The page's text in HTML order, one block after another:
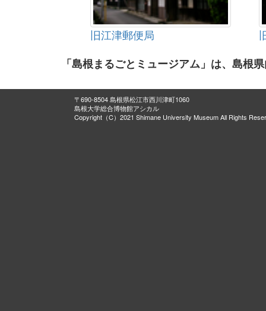
旧江津郵便局
「島根まるごとミュージアム」は、島根
〒690-8504 島根県松江市西川津町1060
島根大学総合博物館アシカル
Copyright（C）2021 Shimane University Museum All Rights